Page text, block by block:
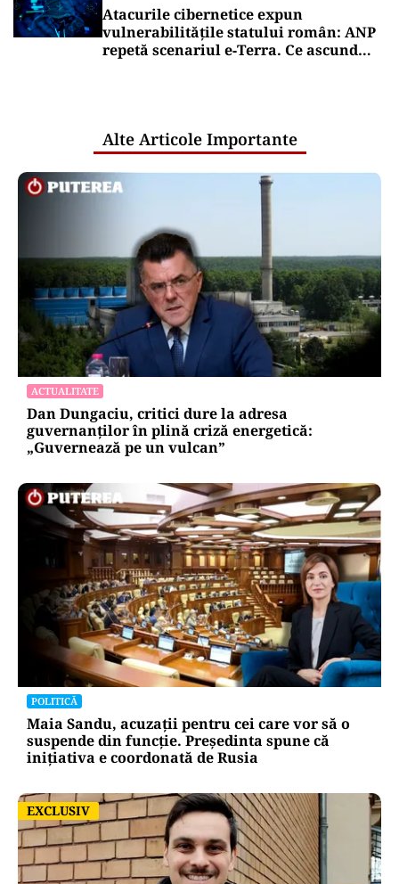
Atacurile cibernetice expun
vulnerabilitățile statului român: ANP
repetă scenariul e‑Terra. Ce ascund
Alte Articole Importante
ACTUALITATE
Dan Dungaciu, critici dure la adresa
guvernanților în plină criză energetică:
„Guvernează pe un vulcan”
POLITICĂ
Maia Sandu, acuzații pentru cei care vor să o
suspende din funcție. Președinta spune că
inițiativa e coordonată de Rusia
EXCLUSIV
EXCLUSIV